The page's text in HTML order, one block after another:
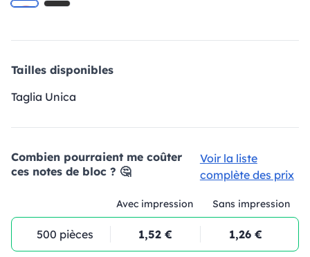
Tailles disponibles
Taglia Unica
Combien pourraient me coûter
ces notes de bloc ? 🤔
Voir la liste
complète des prix
Avec impression Sans impression
500 pièces 1,52 € 1,26 €